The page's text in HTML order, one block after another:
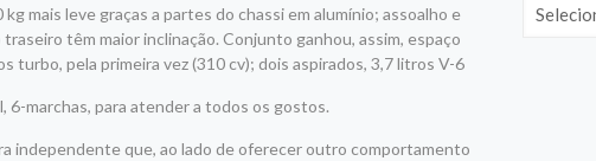
mais leve graças a partes do chassi em alumínio; assoalho e
têm maior inclinação. Conjunto ganhou, assim, espaço
pela primeira vez (310 cv); dois aspirados, 3,7 litros V-6
6-marchas, para atender a todos os gostos.
independente que, ao lado de oferecer outro comportamento